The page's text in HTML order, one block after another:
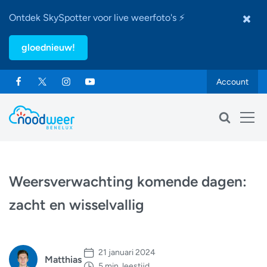
Ontdek SkySpotter voor live weerfoto's ⚡
gloednieuw!
Account
Weersverwachting komende dagen:
zacht en wisselvallig
Matthias
21 januari 2024